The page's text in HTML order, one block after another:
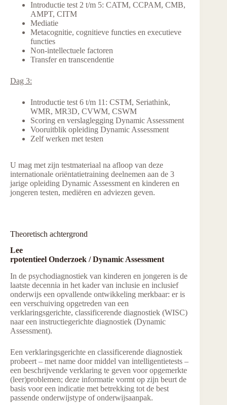
Introductie test 2 t/m 5: CATM, CCPAM, CMB,
AMPT, CITM
Mediatie
Metacognitie, cognitieve functies en executieve
functies
Non-intellectuele factoren
Transfer en transcendentie
Dag 3:
Introductie test 6 t/m 11: CSTM, Seriathink,
WMR, MR3D, CVWM, CSWM
Scoring en verslaglegging Dynamic Assessment
Vooruitblik opleiding Dynamic Assessment
Zelf werken met testen
U mag met zijn testmateriaal na afloop van deze
internationale oriëntatietraining deelnemen aan de 3
jarige opleiding Dynamic Assessment en kinderen en
jongeren testen, mediëren en adviezen geven.
Theoretisch achtergrond
Lee
rpotentieel Onderzoek / Dynamic Assessment
In de psychodiagnostiek van kinderen en jongeren is de
laatste decennia in het kader van inclusie en inclusief
onderwijs een opvallende ontwikkeling merkbaar: er is
een verschuiving opgetreden van een
verklaringsgerichte, classificerende diagnostiek (WISC)
naar een instructiegerichte diagnostiek (Dynamic
Assessment).
Een verklaringsgerichte en classificerende diagnostiek
probeert – met name door middel van intelligentietests –
een beschrijvende verklaring te geven voor opgemerkte
(leer)problemen; deze informatie vormt op zijn beurt de
basis voor een indicatie met betrekking tot de best
passende onderwijstype of onderwijsaanpak.